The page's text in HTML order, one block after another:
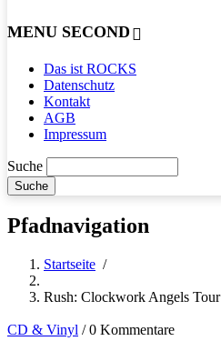
MENU SECOND
Das ist ROCKS
Datenschutz
Kontakt
AGB
Impressum
Suche
Pfadnavigation
Startseite /
Rush: Clockwork Angels Tour
CD & Vinyl /0 Kommentare